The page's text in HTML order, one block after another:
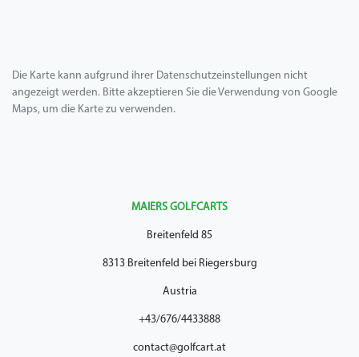
Die Karte kann aufgrund ihrer Datenschutzeinstellungen nicht
angezeigt werden. Bitte akzeptieren Sie die Verwendung von Google
Maps, um die Karte zu verwenden.
MAIERS GOLFCARTS
Breitenfeld 85
8313 Breitenfeld bei Riegersburg
Austria
+43/676/4433888
contact@golfcart.at